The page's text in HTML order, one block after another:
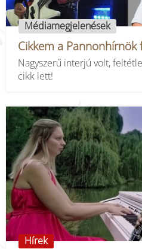
Médiamegjelenések
Cikkem a Pannonhírnök
Nagyszerű interjú volt,
cikk lett!
Hírek